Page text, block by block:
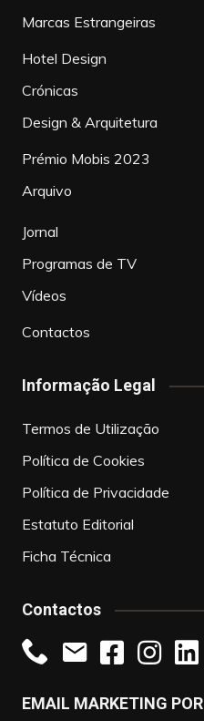
Marcas Estrangeiras
Hotel Design
Crónicas
Design & Arquitetura
Prémio Mobis 2023
Arquivo
Jornal
Programas de TV
Vídeos
Contactos
Informação Legal
Termos de Utilização
Política de Cookies
Política de Privacidade
Estatuto Editorial
Ficha Técnica
Contactos
EMAIL MARKETING POR